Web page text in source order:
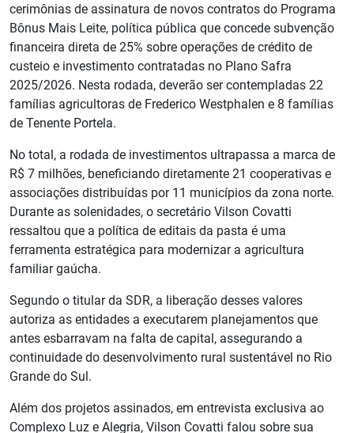
cerimônias de assinatura de novos contratos do Programa
Bônus Mais Leite, política pública que concede subvenção
financeira direta de 25% sobre operações de crédito de
custeio e investimento contratadas no Plano Safra
2025/2026. Nesta rodada, deverão ser contempladas 22
famílias agricultoras de Frederico Westphalen e 8 famílias
de Tenente Portela.
No total, a rodada de investimentos ultrapassa a marca de
R$ 7 milhões, beneficiando diretamente 21 cooperativas e
associações distribuídas por 11 municípios da zona norte.
Durante as solenidades, o secretário Vilson Covatti
ressaltou que a política de editais da pasta é uma
ferramenta estratégica para modernizar a agricultura
familiar gaúcha.
Segundo o titular da SDR, a liberação desses valores
autoriza as entidades a executarem planejamentos que
antes esbarravam na falta de capital, assegurando a
continuidade do desenvolvimento rural sustentável no Rio
Grande do Sul.
Além dos projetos assinados, em entrevista exclusiva ao
Complexo Luz e Alegria, Vilson Covatti falou sobre sua